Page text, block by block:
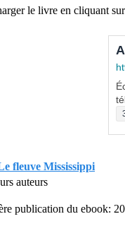
le livre en cliquant
fleuve Mississippi
auteurs
publication du ebook: